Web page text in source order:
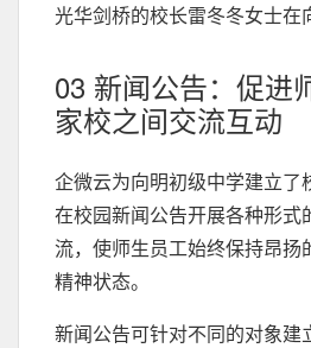
光华剑桥的校长雷冬冬女士在
03 新闻公告：促进
家校之间交流互动
企微云为向明初级中学建立了
在校园新闻公告开展各种形式
流，使师生员工始终保持昂扬
精神状态。
新闻公告可针对不同的对象建